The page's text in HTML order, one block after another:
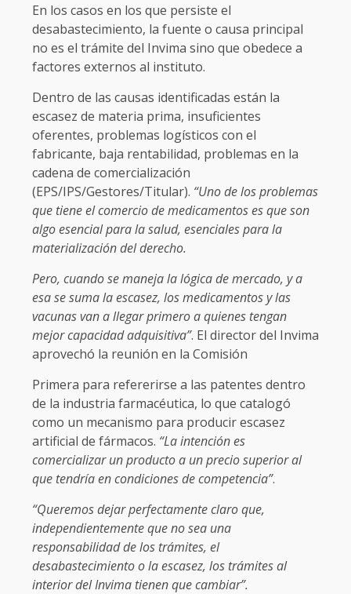
En los casos en los que persiste el
desabastecimiento, la fuente o causa principal
no es el trámite del Invima sino que obedece a
factores externos al instituto.
Dentro de las causas identificadas están la
escasez de materia prima, insuficientes
oferentes, problemas logísticos con el
fabricante, baja rentabilidad, problemas en la
cadena de comercialización
(EPS/IPS/Gestores/Titular). “Uno de los problemas
que tiene el comercio de medicamentos es que son
algo esencial para la salud, esenciales para la
materialización del derecho.
Pero, cuando se maneja la lógica de mercado, y a
esa se suma la escasez, los medicamentos y las
vacunas van a llegar primero a quienes tengan
mejor capacidad adquisitiva”. El director del Invima
aprovechó la reunión en la Comisión
Primera para refererirse a las patentes dentro
de la industria farmacéutica, lo que catalogó
como un mecanismo para producir escasez
artificial de fármacos. “La intención es
comercializar un producto a un precio superior al
que tendría en condiciones de competencia”.
“Queremos dejar perfectamente claro que,
independientemente que no sea una
responsabilidad de los trámites, el
desabastecimiento o la escasez, los trámites al
interior del Invima tienen que cambiar”.